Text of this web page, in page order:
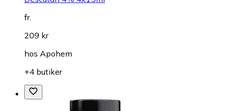
fr.
209 kr
hos Apohem
+4 butiker